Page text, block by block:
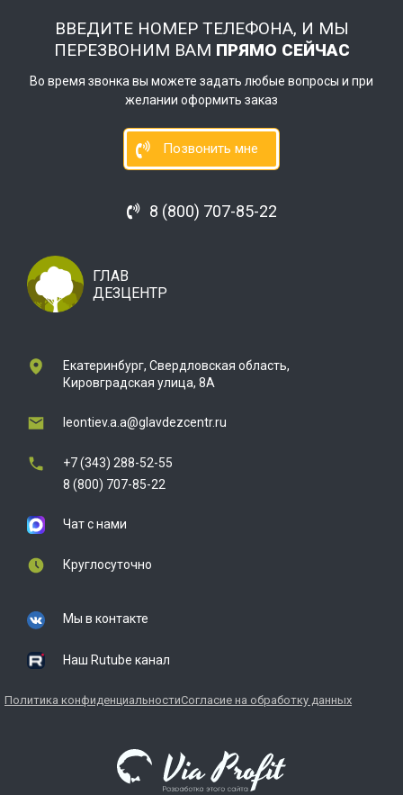
ВВЕДИТЕ НОМЕР ТЕЛЕФОНА, И МЫ
ПЕРЕЗВОНИМ ВАМ ПРЯМО СЕЙЧАС
Во время звонка вы можете задать любые вопросы и при
желании оформить заказ
Позвонить мне
8 (800) 707-85-22
ГЛАВ
ДЕЗЦЕНТР
Екатеринбург, Свердловская область,
Кировградская улица, 8А
leontiev.a.a@glavdezcentr.ru
+7 (343) 288-52-55
8 (800) 707-85-22
Чат с нами
Круглосуточно
Мы в контакте
Наш Rutube канал
Политика конфиденциальностиСогласие на обработку данных